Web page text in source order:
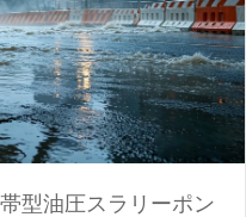
型油圧スラリーポン